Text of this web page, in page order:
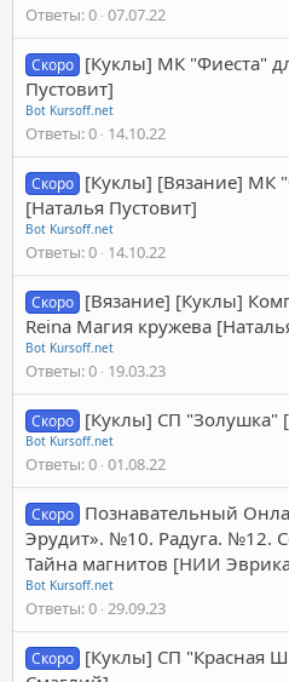
Ответы 0 07.07.22
Скоро [Куклы] МК "Фиеста"
Пустовит]
Bot Kursoff.net
Ответы 0 14.10.22
Скоро [Куклы] [Вязание] МК
[Наталья Пустовит]
Bot Kursoff.net
Ответы 0 14.10.22
Скоро [Вязание] [Куклы]
Reina Магия кружева
Bot Kursoff.net
Ответы 0 19.03.23
Скоро [Куклы] СП "Золушка"
Bot Kursoff.net
Ответы 0 01.08.22
Скоро Познавательный
Эрудит». №10. Радуга. №12.
Тайна магнитов [НИИ
Bot Kursoff.net
Ответы 0 29.09.23
Скоро [Куклы] СП "Красная